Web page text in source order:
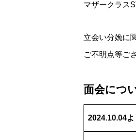
マザークラス
立会い分娩に
ご不明点等ご
面会につ
2024.10.04よ